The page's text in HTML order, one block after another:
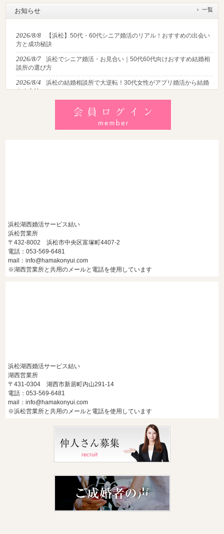
お知らせ 一覧
2026/8/8
【浜松】50代・60代シニア婚活のリアル！おすすめの出会い
方と成功秘訣
2026/8/7
浜松でシニア婚活・お見合い｜50代60代向けおすすめ結婚相
談所の選び方
2026/8/4
浜松の結婚相談所で大逆転！30代女性がアプリ婚活から結婚
する方法
【2026最新】猛暑でも成婚！夏の婚活おすすめイベント＆涼
しいデートの服装・スポット徹底解説
【浜松】アラフォー男性が婚活で無双する3つの戦略！30代
浜松湖西婚活サービス結い
浜松営業所
〒432-8002 浜松市中央区富塚町4407-2
電話：053-569-6481
mail：info@hamakonyui.com
※湖西営業所と共用のメールと電話を使用しています
浜松湖西婚活サービス結い
湖西営業所
〒431-0304 湖西市新居町内山291-14
電話：053-569-6481
mail：info@hamakonyui.com
※浜松営業所と共用のメールと電話を使用しています